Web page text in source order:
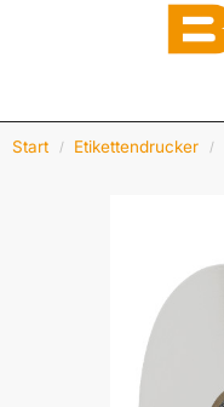
Start / Etikettendrucker /